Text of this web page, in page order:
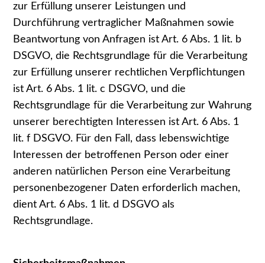
zur Erfüllung unserer Leistungen und
Durchführung vertraglicher Maßnahmen sowie
Beantwortung von Anfragen ist Art. 6 Abs. 1 lit. b
DSGVO, die Rechtsgrundlage für die Verarbeitung
zur Erfüllung unserer rechtlichen Verpflichtungen
ist Art. 6 Abs. 1 lit. c DSGVO, und die
Rechtsgrundlage für die Verarbeitung zur Wahrung
unserer berechtigten Interessen ist Art. 6 Abs. 1
lit. f DSGVO. Für den Fall, dass lebenswichtige
Interessen der betroffenen Person oder einer
anderen natürlichen Person eine Verarbeitung
personenbezogener Daten erforderlich machen,
dient Art. 6 Abs. 1 lit. d DSGVO als
Rechtsgrundlage.